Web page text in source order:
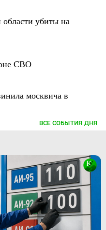
области убиты на
СВО
москвича в
ВСЕ СОБЫТИЯ ДНЯ